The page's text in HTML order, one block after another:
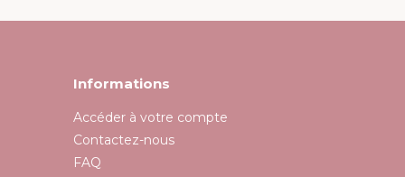
Informations
Accéder à votre compte
Contactez-nous
FAQ